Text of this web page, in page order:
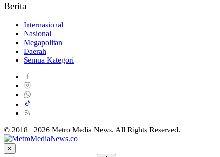
Berita
Internasional
Nasional
Megapolitan
Daerah
Semua Kategori
© 2018 - 2026 Metro Media News. All Rights Reserved.
×